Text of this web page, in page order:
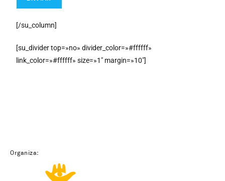
[/su_column]
[su_divider top=»no» divider_color=»#ffffff»
link_color=»#ffffff» size=»1″ margin=»10″]
Organiza: